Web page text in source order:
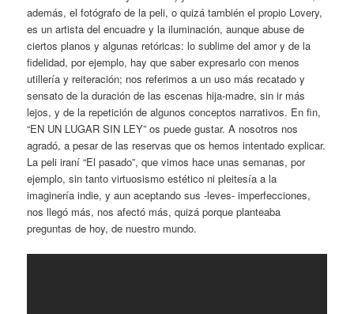
además, el fotógrafo de la peli, o quizá también el propio Lovery,
es un artista del encuadre y la iluminación, aunque abuse de
ciertos planos y algunas retóricas: lo sublime del amor y de la
fidelidad, por ejemplo, hay que saber expresarlo con menos
utillería y reiteración; nos referimos a un uso más recatado y
sensato de la duración de las escenas hija-madre, sin ir más
lejos, y de la repetición de algunos conceptos narrativos. En fin,
“EN UN LUGAR SIN LEY” os puede gustar. A nosotros nos
agradó, a pesar de las reservas que os hemos intentado explicar.
La peli iraní “El pasado”, que vimos hace unas semanas, por
ejemplo, sin tanto virtuosismo estético ni pleitesía a la
imaginería indie, y aun aceptando sus -leves- imperfecciones,
nos llegó más, nos afectó más, quizá porque planteaba
preguntas de hoy, de nuestro mundo.